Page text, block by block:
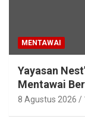
MENTAWAI
Yayasan
Mentawai
Asrama
8 Agustus 2026 /